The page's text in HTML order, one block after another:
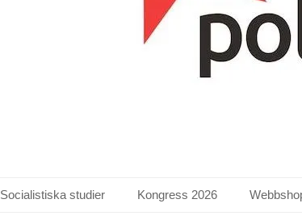
Socialistiska studier Kongress 2026